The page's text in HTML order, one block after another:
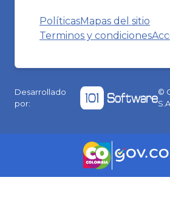
PolíticasMapas del sitio
Terminos y condiciones
Desarrollado
por:
©